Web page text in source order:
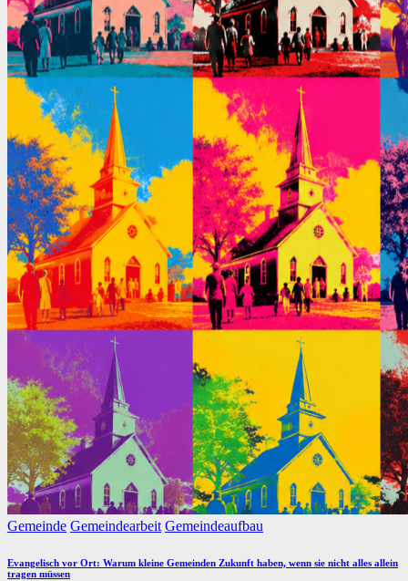
Posted
Gemeinde Gemeindearbeit Gemeindeaufbau
Evangelisch vor Ort: Warum kleine Gemeinden Zukunft haben, wenn sie nicht alles allein
tragen müssen